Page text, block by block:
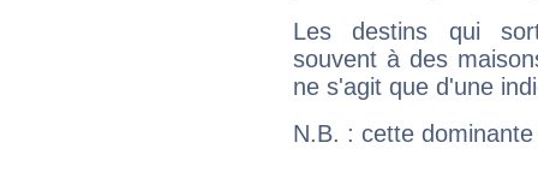
Les destins qui
souvent à des
ne s'agit que d'une
N.B. : cette